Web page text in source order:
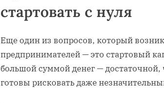
стартовать с нуля
Еще один из вопросов, который
предпринимателей — это стартовый
большой суммой денег — достаточной,
готовы рисковать даже